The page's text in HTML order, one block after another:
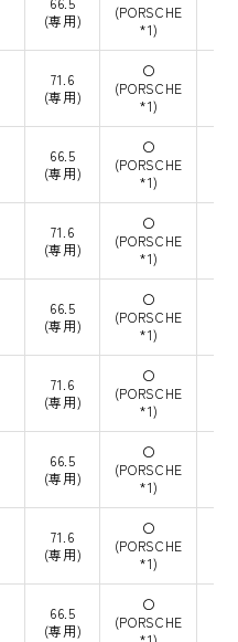
(専用)
(PORSCHE
*1)
71.6
(専用)
〇
(PORSCHE
*1)
66.5
(専用)
〇
(PORSCHE
*1)
71.6
(専用)
〇
(PORSCHE
*1)
66.5
(専用)
〇
(PORSCHE
*1)
71.6
(専用)
〇
(PORSCHE
*1)
66.5
(専用)
〇
(PORSCHE
*1)
71.6
(専用)
〇
(PORSCHE
*1)
66.5
(専用)
〇
(PORSCHE